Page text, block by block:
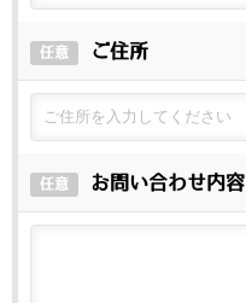
任意 ご住所
任意 お問い合わせ内容